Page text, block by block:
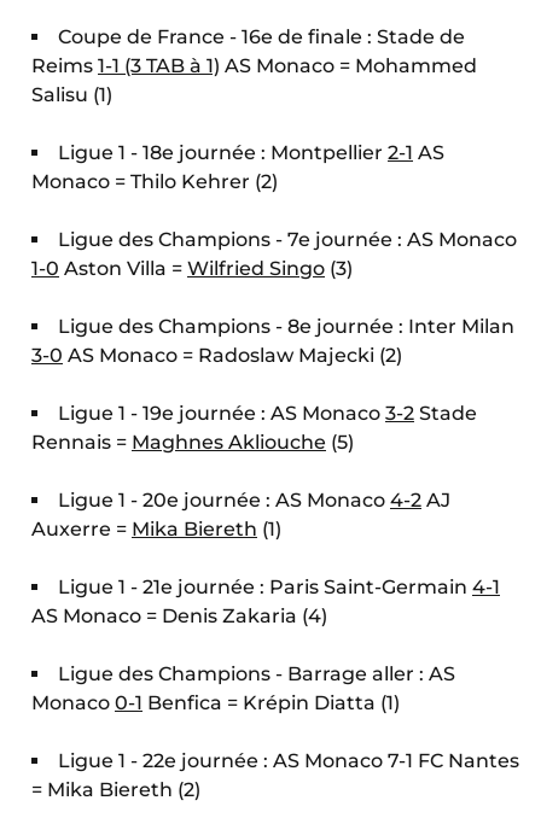
Coupe de France - 16e de finale : Stade de
Reims 1-1 (3 TAB à 1) AS Monaco = Mohammed
Salisu (1)
Ligue 1 - 18e journée : Montpellier 2-1 AS
Monaco = Thilo Kehrer (2)
Ligue des Champions - 7e journée : AS Monaco
1-0 Aston Villa = Wilfried Singo (3)
Ligue des Champions - 8e journée : Inter Milan
3-0 AS Monaco = Radoslaw Majecki (2)
Ligue 1 - 19e journée : AS Monaco 3-2 Stade
Rennais = Maghnes Akliouche (5)
Ligue 1 - 20e journée : AS Monaco 4-2 AJ
Auxerre = Mika Biereth (1)
Ligue 1 - 21e journée : Paris Saint-Germain 4-1
AS Monaco = Denis Zakaria (4)
Ligue des Champions - Barrage aller : AS
Monaco 0-1 Benfica = Krépin Diatta (1)
Ligue 1 - 22e journée : AS Monaco 7-1 FC Nantes
= Mika Biereth (2)